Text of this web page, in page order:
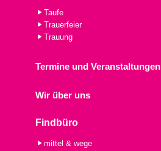
Taufe
Trauerfeier
Trauung
Termine und Veranstaltungen
Wir über uns
Findbüro
mittel & wege